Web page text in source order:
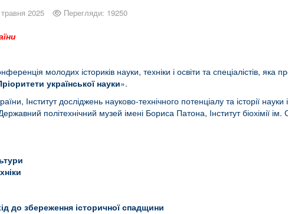
2025 Перегляди: 19250
молодих істориків науки, техніки і освіти та спеціалістів, яка
української науки».
Інститут досліджень науково-технічного потенціалу та історії
політехнічний музей імені Бориса Патона, Інститут біохімії
до збереження історичної спадщини